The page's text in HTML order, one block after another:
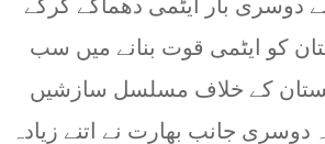
بار ایٹمی دھماکے کرکے
کو ایٹمی قوت بنانے میں سب
کے خلاف مسلسل سازشیں
دوسری جانب بھارت نے اتنے زیادہ